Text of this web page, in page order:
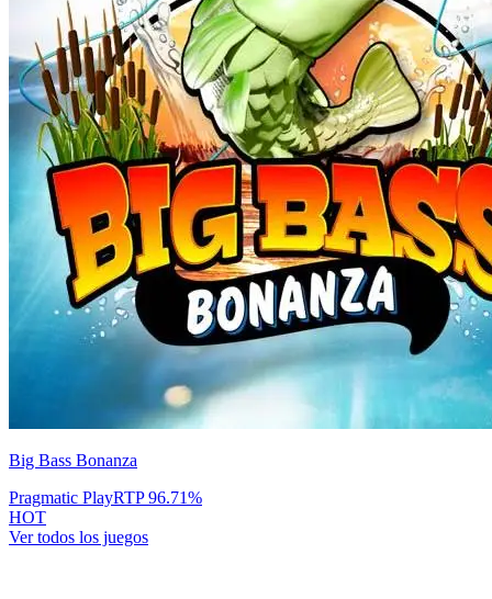
Big Bass Bonanza
Pragmatic PlayRTP96.71%
HOT
Ver todos los juegos